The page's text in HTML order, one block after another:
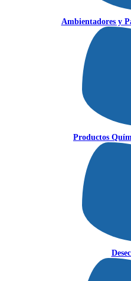
Ambientadores y
Productos